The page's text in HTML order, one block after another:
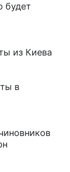
из Киева
в